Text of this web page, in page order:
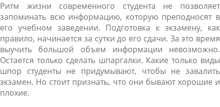
Ритм жизни современного студента не позволяет
запоминать всю информацию, которую преподносят в
его учебном заведении. Подготовка к экзамену, как
правило, начинается за сутки до его сдачи. За это время
выучить большой объем информации невозможно.
Остается только сделать шпаргалки. Какие только виды
шпор студенты не придумывают, чтобы не завалить
экзамен. Но стоит признать, что они бывают хорошие и
плохие.